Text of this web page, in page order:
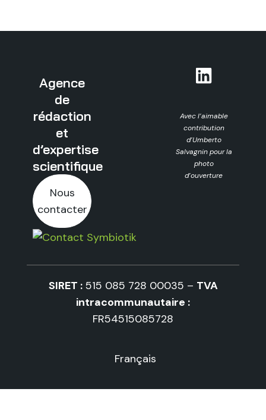
Agence
de
rédaction
et
d’expertise
scientifique
Nous
contacter
Avec l’aimable
contribution
d’Umberto
Salvagnin pour la
photo
d’ouverture
SIRET :515 085 728 00035 – TVA
intracommunautaire :
FR54515085728
Français